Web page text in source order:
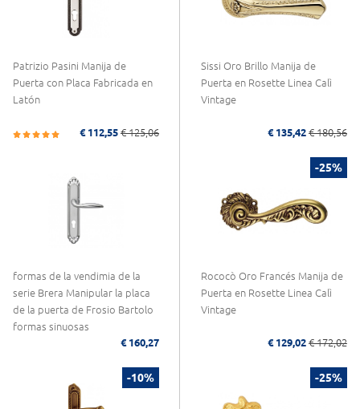
Patrizio Pasini Manija de
Puerta con Placa Fabricada en
Latón
€ 112,55 € 125,06
Sissi Oro Brillo Manija de
Puerta en Rosette Linea Calì
Vintage
€ 135,42 € 180,56
formas de la vendimia de la
serie Brera Manipular la placa
de la puerta de Frosio Bartolo
formas sinuosas
€ 160,27
-25%
Rococò Oro Francés Manija de
Puerta en Rosette Linea Calì
Vintage
€ 129,02 € 172,02
-10% -25%